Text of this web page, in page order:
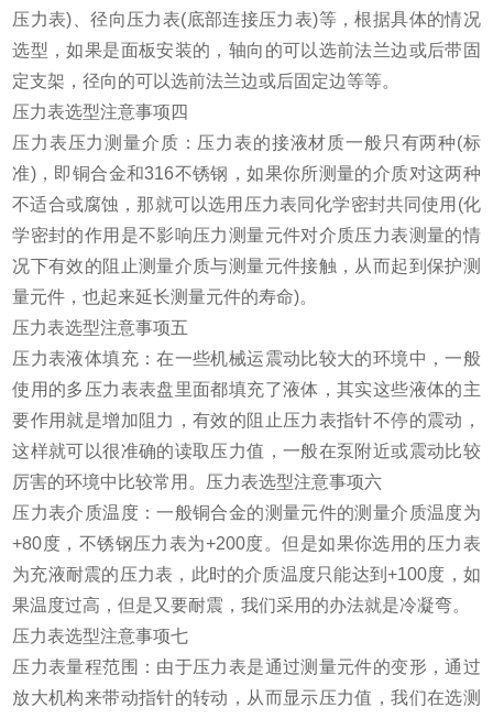
压力表)、径向压力表(底部连接压力表)等，根据具体的情况
选型，如果是面板安装的，轴向的可以选前法兰边或后带固
定支架，径向的可以选前法兰边或后固定边等等。
压力表选型注意事项四
压力表压力测量介质：压力表的接液材质一般只有两种(标
准)，即铜合金和316不锈钢，如果你所测量的介质对这两种
不适合或腐蚀，那就可以选用压力表同化学密封共同使用(化
学密封的作用是不影响压力测量元件对介质压力表测量的情
况下有效的阻止测量介质与测量元件接触，从而起到保护测
量元件，也起来延长测量元件的寿命)。
压力表选型注意事项五
压力表液体填充：在一些机械运震动比较大的环境中，一般
使用的多压力表表盘里面都填充了液体，其实这些液体的主
要作用就是增加阻力，有效的阻止压力表指针不停的震动，
这样就可以很准确的读取压力值，一般在泵附近或震动比较
厉害的环境中比较常用。压力表选型注意事项六
压力表介质温度：一般铜合金的测量元件的测量介质温度为
+80度，不锈钢压力表为+200度。但是如果你选用的压力表
为充液耐震的压力表，此时的介质温度只能达到+100度，如
果温度过高，但是又要耐震，我们采用的办法就是冷凝弯。
压力表选型注意事项七
压力表量程范围：由于压力表是通过测量元件的变形，通过
放大机构来带动指针的转动，从而显示压力值，我们在选测